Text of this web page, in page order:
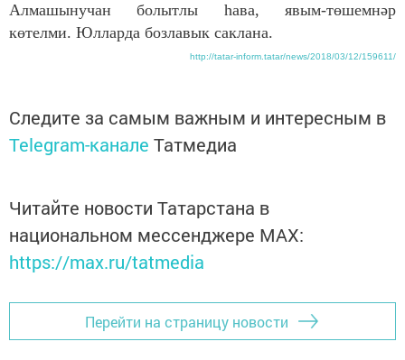
Алмашынучан болытлы һава, явым-төшемнәр
көтелми. Юлларда бозлавык саклана.
http://tatar-inform.tatar/news/2018/03/12/159611/
Следите за самым важным и интересным в
Telegram-канале Татмедиа
Читайте новости Татарстана в
национальном мессенджере MАХ:
https://max.ru/tatmedia
Перейти на страницу новости